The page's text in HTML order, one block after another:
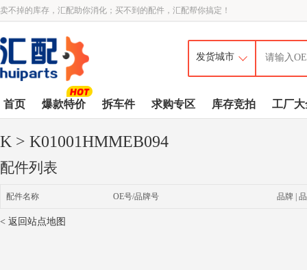
卖不掉的库存，汇配助你消化；买不到的配件，汇配帮你搞定！
首页 爆款特价 拆车件 求购专区 库存竞拍 工厂大
K > K01001HMMEB094
配件列表
配件名称 OE号/品牌号 品牌 |
< 返回站点地图